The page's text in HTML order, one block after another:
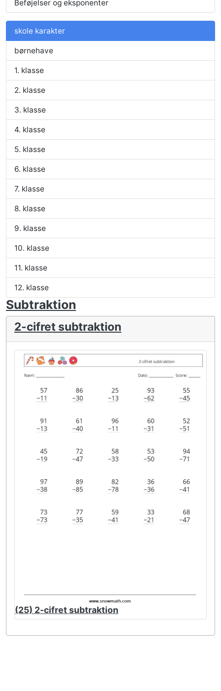
Beføjelser og eksponenter
skole karakter
børnehave
1. klasse
2. klasse
3. klasse
4. klasse
5. klasse
6. klasse
7. klasse
8. klasse
9. klasse
10. klasse
11. klasse
12. klasse
Subtraktion
2-cifret subtraktion
(25) 2-cifret subtraktion